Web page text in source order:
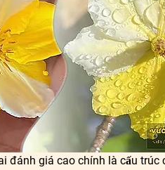
đánh giá cao chính là cấu trúc